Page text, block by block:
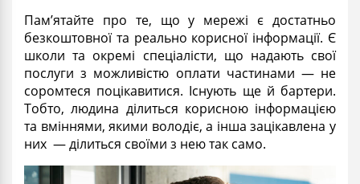
Пам’ятайте про те, що у мережі є достатньо
безкоштовної та реально корисної інформації. Є
школи та окремі спеціалісти, що надають свої
послуги з можливістю оплати частинами — не
соромтеся поцікавитися. Існують ще й бартери.
Тобто, людина ділиться корисною інформацією
та вміннями, якими володіє, а інша зацікавлена у
них — ділиться своїми з нею так само.